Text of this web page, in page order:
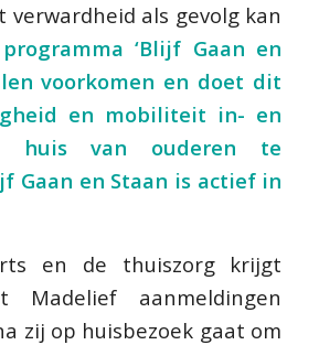
verwardheid als gevolg kan
‘Blijf Gaan en
voorkomen en doet dit
en mobiliteit in- en
huis van ouderen te
Gaan en Staan is actief in
en de thuiszorg krijgt
Madelief aanmeldingen
zij op huisbezoek gaat om